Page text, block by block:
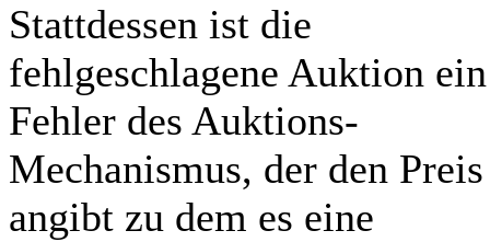
Stattdessen ist die
fehlgeschlagene Auktion ein
Fehler des Auktions-
Mechanismus, der den Preis
angibt zu dem es eine